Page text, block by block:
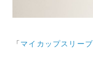
「マイカップスリーブ